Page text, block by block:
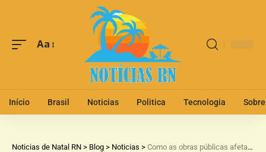
Aa
Início Brasil Noticias Politica Tecnologia
Noticias de Natal RN > Blog > Noticias > Como as obras públicas afetam o mercado imobiliário?